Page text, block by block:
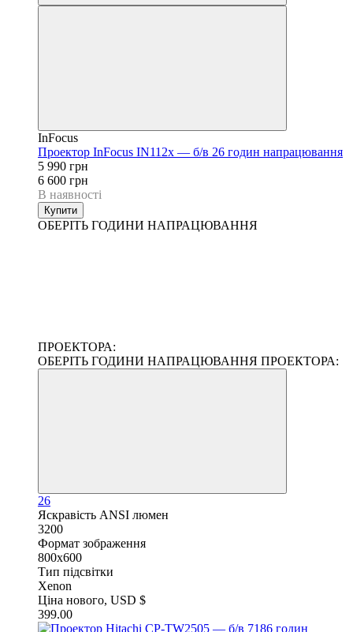
InFocus
Проектор InFocus IN112x — б/в 26 годин напрацювання
5 990 грн
6 600 грн
В наявності
Купити
ОБЕРІТЬ ГОДИНИ НАПРАЦЮВАННЯ
ПРОЕКТОРА:
ОБЕРІТЬ ГОДИНИ НАПРАЦЮВАННЯ ПРОЕКТОРА:
26
Яскравість ANSI люмен
3200
Формат зображення
800x600
Тип підсвітки
Xenon
Ціна нового, USD $
399.00